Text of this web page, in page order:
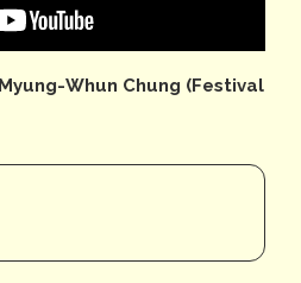
Whun Chung (Festival